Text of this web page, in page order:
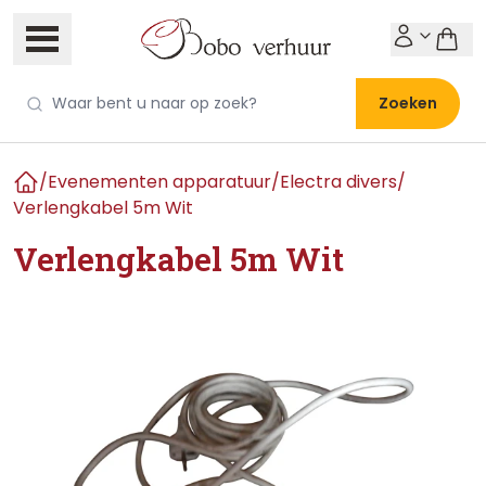
Zoeken
Home
/Evenementen apparatuur/Electra divers/
Verlengkabel 5m Wit
Verlengkabel 5m Wit